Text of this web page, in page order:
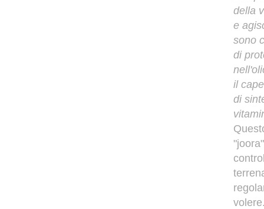
della
e
sono
di
il
di